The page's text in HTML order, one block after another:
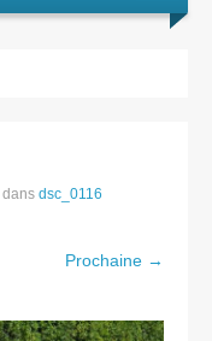
dans dsc_0116
Prochaine →